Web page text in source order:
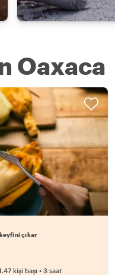
Oaxaca
seç
çıkar
kişi başı • 3 saat